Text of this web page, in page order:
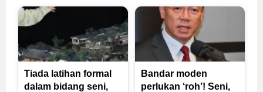
Tiada latihan formal
dalam bidang seni,
Bandar moden
perlukan ‘roh’! Seni,